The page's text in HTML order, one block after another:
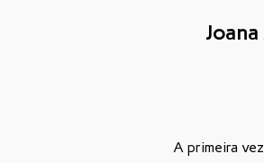
A primeira